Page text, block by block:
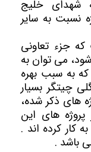
شهدای خلیج
نسبت به سایر
که جزء تعاونی
که به سبب بهره
چیتگر بسیار
های ذکر شده،
پروژه های این
در سال ۱۳۹۹ شروع به کار کرده اند .
باشد .